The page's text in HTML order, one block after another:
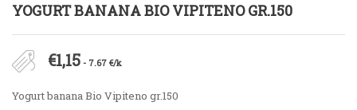
YOGURT BANANA BIO VIPITENO GR.150
€1,15 - 7.67 €/k
Yogurt banana Bio Vipiteno gr.150